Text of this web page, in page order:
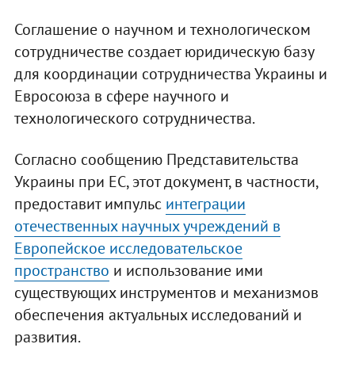
Соглашение о научном и технологическом
сотрудничестве создает юридическую базу
для координации сотрудничества Украины и
Евросоюза в сфере научного и
технологического сотрудничества.
Согласно сообщению Представительства
Украины при ЕС, этот документ, в частности,
предоставит импульс интеграции
отечественных научных учреждений в
Европейское исследовательское
пространство и использование ими
существующих инструментов и механизмов
обеспечения актуальных исследований и
развития.